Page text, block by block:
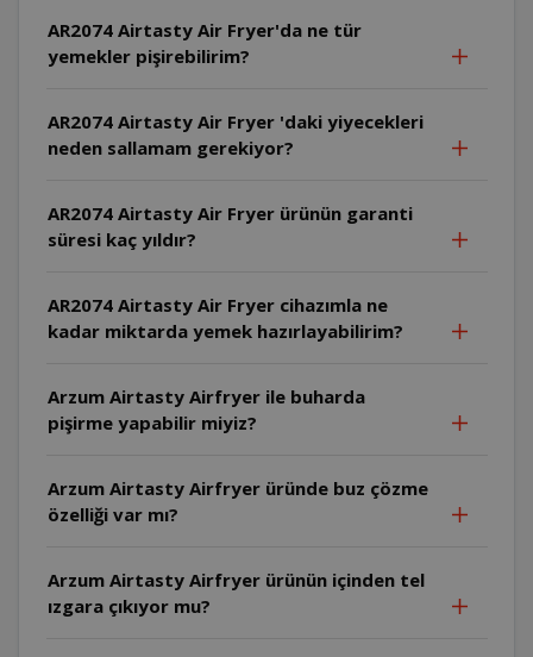
AR2074 Airtasty Air Fryer'da ne tür
yemekler pişirebilirim?
AR2074 Airtasty Air Fryer 'daki yiyecekleri
neden sallamam gerekiyor?
AR2074 Airtasty Air Fryer ürünün garanti
süresi kaç yıldır?
AR2074 Airtasty Air Fryer cihazımla ne
kadar miktarda yemek hazırlayabilirim?
Arzum Airtasty Airfryer ile buharda
pişirme yapabilir miyiz?
Arzum Airtasty Airfryer üründe buz çözme
özelliği var mı?
Arzum Airtasty Airfryer ürünün içinden tel
ızgara çıkıyor mu?